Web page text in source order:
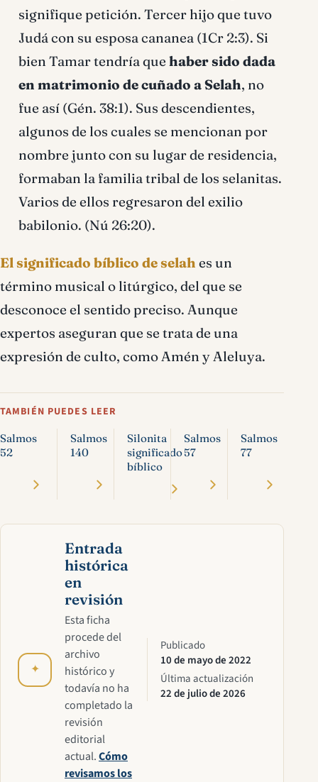
signifique petición. Tercer hijo que tuvo
Judá con su esposa cananea (1Cr 2:3). Si
bien Tamar tendrí­a que haber sido dada
en matrimonio de cuñado a Selah, no
fue así­ (Gén. 38:1). Sus descendientes,
algunos de los cuales se mencionan por
nombre junto con su lugar de residencia,
formaban la familia tribal de los selanitas.
Varios de ellos regresaron del exilio
babilonio. (Nú 26:20).
El significado bíblico de selah es un
término musical o litúrgico, del que se
desconoce el sentido preciso. Aunque
expertos aseguran que se trata de una
expresión de culto, como Amén y Aleluya.
TAMBIÉN PUEDES LEER
Salmos
52
Salmos
140
Silonita
significado
bíblico
Salmos
57
Salmos
77
✦
Entrada
histórica
en
revisión
Esta ficha
procede del
archivo
histórico y
todavía no ha
completado la
revisión
editorial
actual.Cómo
revisamos los
Publicado
10 de mayo de 2022
Última actualización
22 de julio de 2026